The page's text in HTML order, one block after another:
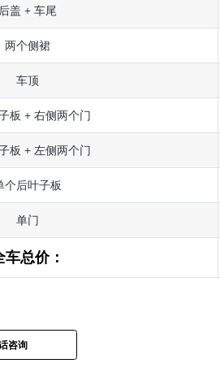
后盖 + 车尾
两个侧裙
车顶
板 + 右侧两个门
板 + 左侧两个门
个后叶子板
单门
车总价：
咨询